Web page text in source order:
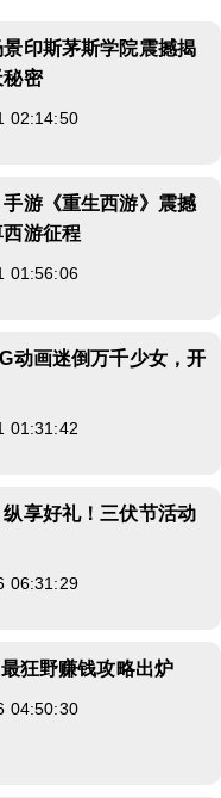
景印斯茅斯学院震撼揭
秘密
02:14:50
游《重生西游》震撼
游征程
01:56:06
动画迷倒万千少女，开
01:31:42
纵享好礼！三伏节活动
06:31:29
狂野赚钱攻略出炉
04:50:30